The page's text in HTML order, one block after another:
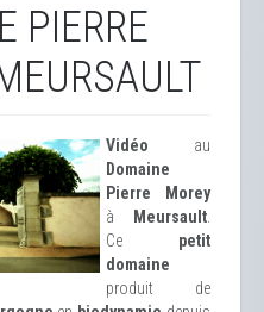
PIERRE
Vidéo au
Domaine
Pierre Morey
à
Meursault
Ce petit
domaine
produit de